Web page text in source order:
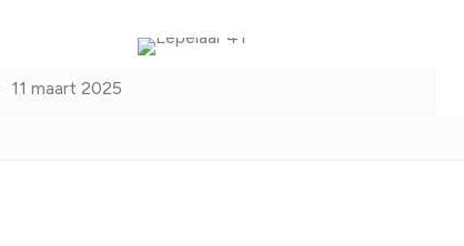
11 maart 2025